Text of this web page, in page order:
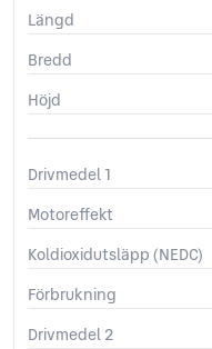
Längd
Bredd
Höjd
Drivmedel 1
Motoreffekt
Koldioxidutsläpp (NEDC)
Förbrukning
Drivmedel 2